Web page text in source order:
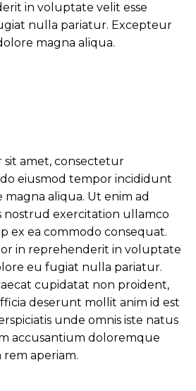
in voluptate velit esse
nulla pariatur. Excepteur
magna aliqua.
sit amet, consectetur
do eiusmod tempor incididunt
aliqua. Ut enim ad
nostrud exercitation ullamco
ex ea commodo consequat.
in reprehenderit in voluptate
eu fugiat nulla pariatur.
cupidatat non proident,
deserunt mollit anim id est
unde omnis iste natus
accusantium doloremque
aperiam.